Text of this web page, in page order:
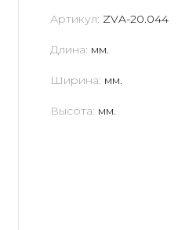
Артикул: ZVA-20.044
Длина: мм.
Ширина: мм.
Высота: мм.